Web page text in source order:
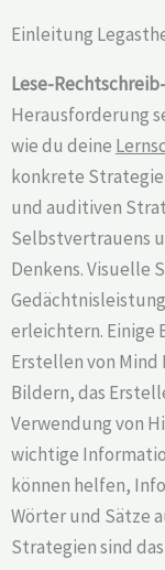
Einleitung
Lese-
Herausforderung
wie du deine
konkrete
und auditiven
Selbstvertrauens
Denkens. Visuelle
erleichtern. Einige
Erstellen von Mind
Bildern, das
Verwendung von
wichtige
können helfen,
Wörter und Sätze
Strategien sind